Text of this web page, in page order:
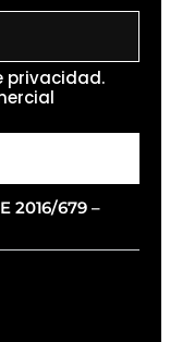
privacidad.
2016/679 –